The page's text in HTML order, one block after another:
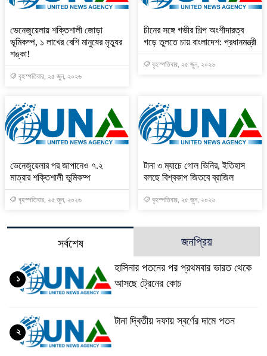
ভেনেজুয়েলায় শক্তিশালী জোড়া
ভূমিকম্প, ১ লাখের বেশি মানুষের মৃত্যুর
শঙ্কা!
বৃহস্পতিবার, ২৫ জুন, ২০২৬
চীনের সঙ্গে গভীর শিল্প অংশীদারত্ব
গড়ে তুলতে চায় বাংলাদেশ: প্রধানমন্ত্রী
বৃহস্পতিবার, ২৫ জুন, ২০২৬
ভেনেজুয়েলার পর জাপানেও ৭.২
মাত্রার শক্তিশালী ভূমিকম্প
বৃহস্পতিবার, ২৫ জুন, ২০২৬
টানা ৩ ম্যাচে গোল ভিনির, ইতিহাস
বলছে বিশ্বকাপ জিতবে ব্রাজিল
বৃহস্পতিবার, ২৫ জুন, ২০২৬
সর্বশেষ জনপ্রিয়
হাসিনার পতনের পর প্রথমবার ভারত থেকে
আসছে ট্রেনের কোচ
১
টানা দ্বিতীয় দফায় স্বর্ণের দামে পতন
২